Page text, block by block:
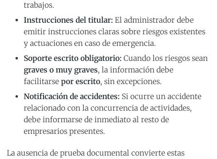
trabajos.
Instrucciones del titular: El administrador debe
emitir instrucciones claras sobre riesgos existentes
y actuaciones en caso de emergencia.
Soporte escrito obligatorio: Cuando los riesgos sean
graves o muy graves, la información debe
facilitarse por escrito, sin excepciones.
Notificación de accidentes: Si ocurre un accidente
relacionado con la concurrencia de actividades,
debe informarse de inmediato al resto de
empresarios presentes.
La ausencia de prueba documental convierte estas